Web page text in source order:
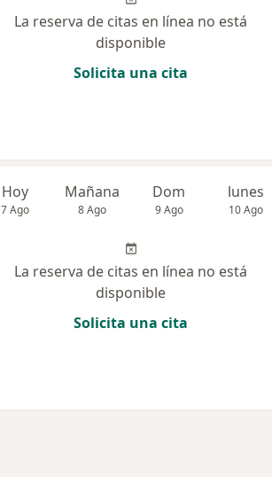
La reserva de citas en línea no está
disponible
Solicita una cita
Hoy
7 Ago
Mañana
8 Ago
Dom
9 Ago
lunes
10 Ago
La reserva de citas en línea no está
disponible
Solicita una cita